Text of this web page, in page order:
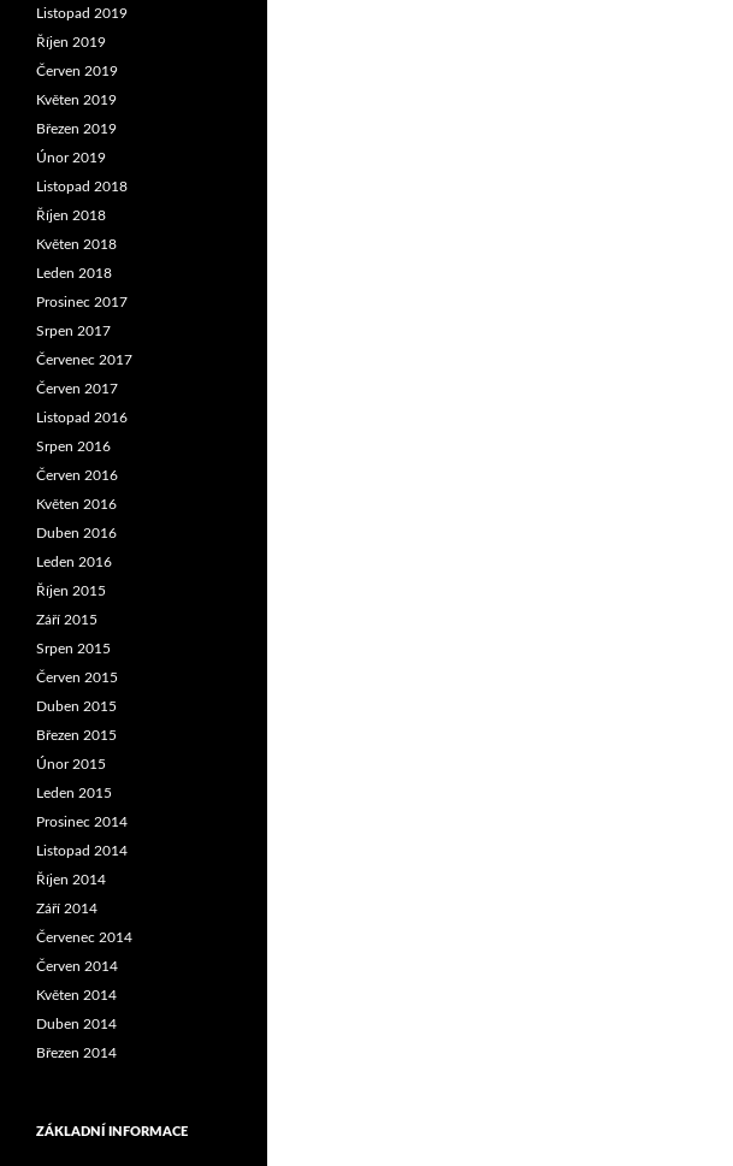
Listopad 2019
Říjen 2019
Červen 2019
Květen 2019
Březen 2019
Únor 2019
Listopad 2018
Říjen 2018
Květen 2018
Leden 2018
Prosinec 2017
Srpen 2017
Červenec 2017
Červen 2017
Listopad 2016
Srpen 2016
Červen 2016
Květen 2016
Duben 2016
Leden 2016
Říjen 2015
Září 2015
Srpen 2015
Červen 2015
Duben 2015
Březen 2015
Únor 2015
Leden 2015
Prosinec 2014
Listopad 2014
Říjen 2014
Září 2014
Červenec 2014
Červen 2014
Květen 2014
Duben 2014
Březen 2014
ZÁKLADNÍ INFORMACE